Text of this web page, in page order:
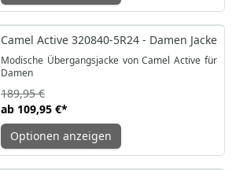
-42%
Camel Active 320840-5R24 - Damen Jacke
Modische Übergangsjacke von Camel Active für
Damen
ab 109,95 €*
189,95 €
Optionen anzeigen